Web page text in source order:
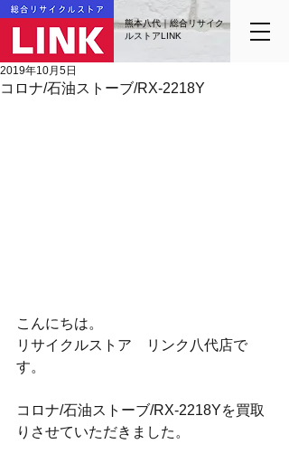
熊本八代｜総合リサイク
ルストアLINK
コロナ/石油ストーブ/RX-2218Y
2019年10月5日
こんにちは。
リサイクルストア　リンク八代店で
す。
コロナ/石油ストーブ/RX-2218Yを買取
りさせていただきました。